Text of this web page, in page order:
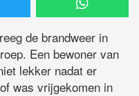
de brandweer in
Een bewoner van
lekker nadat er
was vrijgekomen in